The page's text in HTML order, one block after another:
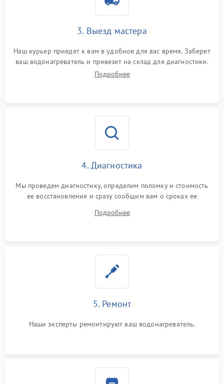
3. Выезд мастера
Наш курьер приедет к вам в удобное для вас время. Заберет
ваш водонагреватель и привезет на склад для диагностики.
Подробнее
4. Диагностика
Мы проведем диагностику, определим поломку и стоимость
ее восстановления и сразу сообщим вам о сроках ее
Подробнее
5. Ремонт
Наши эксперты ремонтируют ваш водонагреватель.